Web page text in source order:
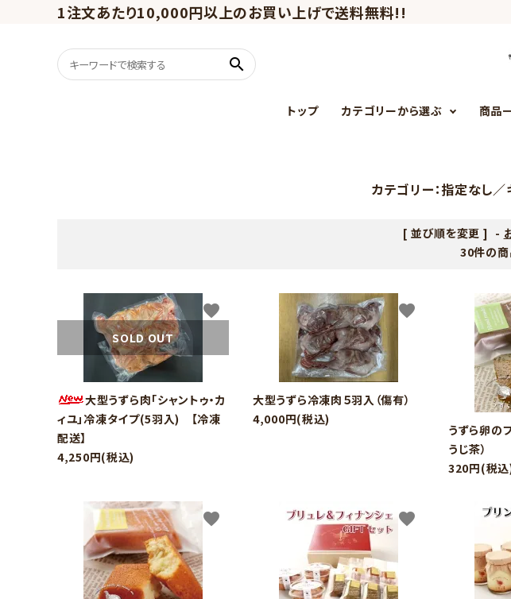
1注文あたり10,000円以上のお買い上げで送料無料!!
search
トップ カテゴリーから選ぶ
初回限定商品
商品
カテゴリー：指定なし
[ 並び順を変更 ] -
30件の商
SOLD OUT
大型うずら肉「シャントゥ・カ
ィユ」冷凍タイプ(5羽入) 【冷凍
配送】
4,250円(税込)
favorite
大型うずら冷凍肉５羽入（傷有）
4,000円(税込)
favorite
うずら卵の
うじ茶）
320円(税
favorite favorite
キーワード